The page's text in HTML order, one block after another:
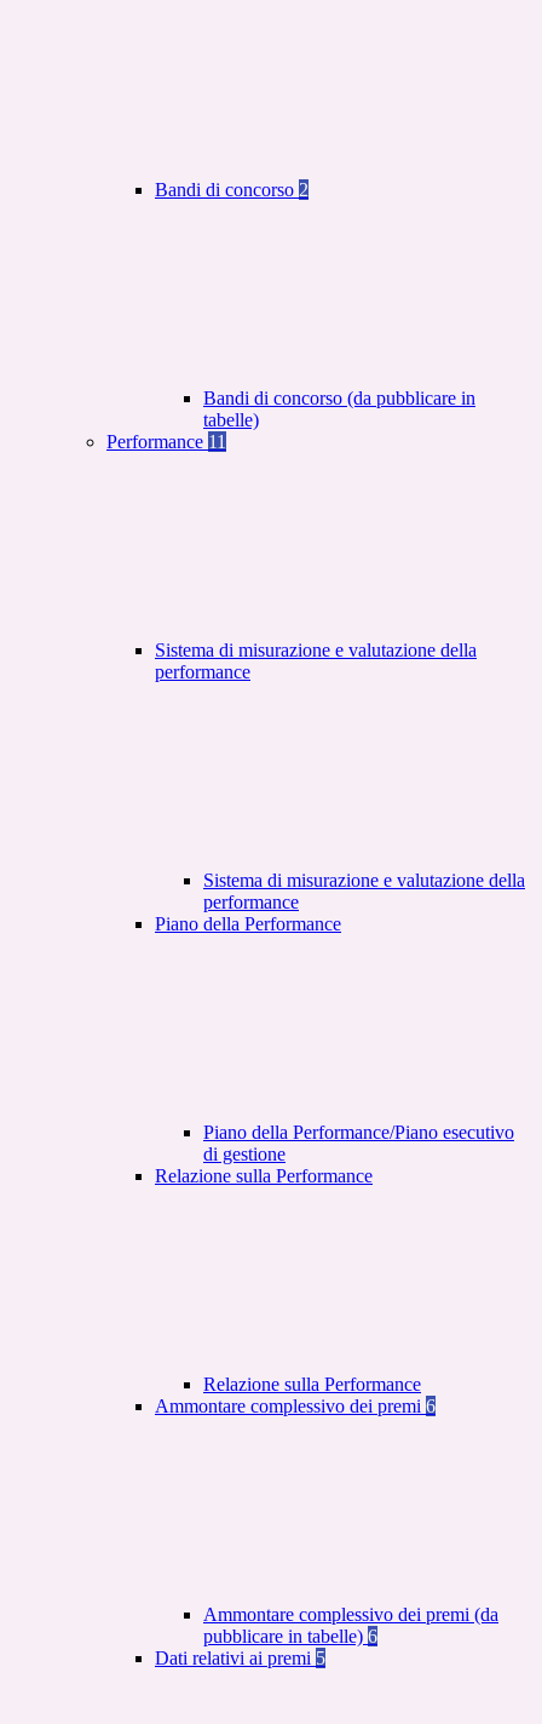
Bandi di concorso 2
Bandi di concorso (da pubblicare in
tabelle)
Performance 11
Sistema di misurazione e valutazione della
performance
Sistema di misurazione e valutazione della
performance
Piano della Performance
Piano della Performance/Piano esecutivo
di gestione
Relazione sulla Performance
Relazione sulla Performance
Ammontare complessivo dei premi 6
Ammontare complessivo dei premi (da
pubblicare in tabelle) 6
Dati relativi ai premi 5